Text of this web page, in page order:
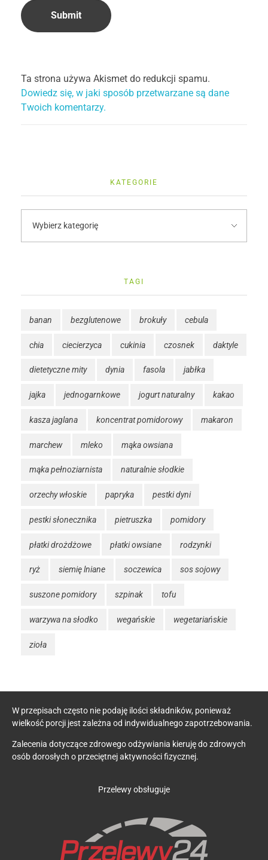
Ta strona używa Akismet do redukcji spamu.
Dowiedz się, w jaki sposób przetwarzane są dane
Twoich komentarzy.
KATEGORIE
TAGI
banan bezglutenowe brokuły cebula
chia ciecierzyca cukinia czosnek daktyle
dietetyczne mity dynia fasola jabłka
jajka jednogarnkowe jogurt naturalny kakao
kasza jaglana koncentrat pomidorowy makaron
marchew mleko mąka owsiana
mąka pełnoziarnista naturalnie słodkie
orzechy włoskie papryka pestki dyni
pestki słonecznika pietruszka pomidory
płatki drożdżowe płatki owsiane rodzynki
ryż siemię lniane soczewica sos sojowy
suszone pomidory szpinak tofu
warzywa na słodko wegańskie wegetariańskie
zioła
W przepisach często nie podaję ilości składników, ponieważ
wielkość porcji jest zależna od indywidualnego zapotrzebowania.
Zalecenia dotyczące zdrowego odżywiania kieruję do zdrowych
osób dorosłych o przeciętnej aktywności fizycznej.
Przelewy obsługuje